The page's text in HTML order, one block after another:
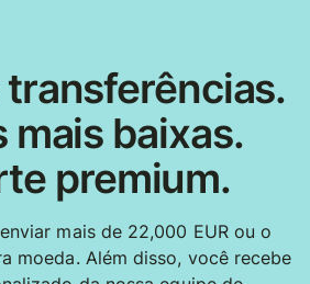
transferências.
mais baixas.
premium.
mais de 22,000 EUR ou o
moeda. Além disso, você recebe